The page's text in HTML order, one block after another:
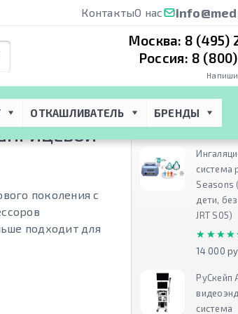
КонтактыО нас
Москва: 8 (495)
Россия: 8
ОТКАШЛИВАТЕЛЬ БРЕНДЫ
поколения с
подходит для
Рекомендуем
система
Seasons
дети,
JRT S05)
14 000
РуСкейп
система